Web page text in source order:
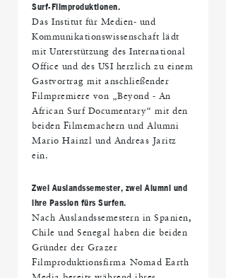
Surf-Filmproduktionen.
Das Institut für Medien- und
Kommunikationswissenschaft lädt
mit Unterstützung des International
Office und des USI herzlich zu einem
Gastvortrag mit anschließender
Filmpremiere von „Beyond - An
African Surf Documentary“ mit den
beiden Filmemachern und Alumni
Mario Hainzl und Andreas Jaritz
ein.
Zwei Auslandssemester, zwei Alumni und
ihre Passion fürs Surfen.
Nach Auslandssemestern in Spanien,
Chile und Senegal haben die beiden
Gründer der Grazer
Filmproduktionsfirma Nomad Earth